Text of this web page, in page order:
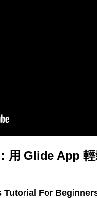
用 Glide App 輕
Tutorial For